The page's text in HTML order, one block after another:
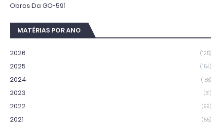
Obras Da GO-591
MATÉRIAS POR ANO
2026 (125)
2025 (154)
2024 (188)
2023 (81)
2022 (99)
2021 (55)